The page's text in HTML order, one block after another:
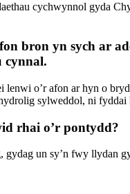
cychwynnol gyda
bron yn sych ar
cynnal.
lenwi o’r afon ar hyn o
sylweddol, ni
rhai o’r pontydd?
gydag un sy’n fwy llydan